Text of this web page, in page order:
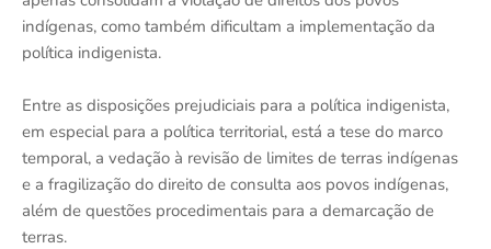
indígenas, como também dificultam a implementação da
política indigenista.
Entre as disposições prejudiciais para a política indigenista,
em especial para a política territorial, está a tese do marco
temporal, a vedação à revisão de limites de terras indígenas
e a fragilização do direito de consulta aos povos indígenas,
além de questões procedimentais para a demarcação de
terras.